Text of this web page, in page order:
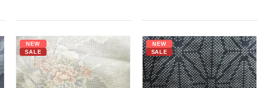
NEW
SALE
NEW
SALE